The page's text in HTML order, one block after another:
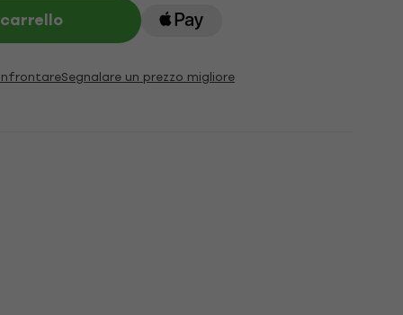
Segnalare un prezzo migliore